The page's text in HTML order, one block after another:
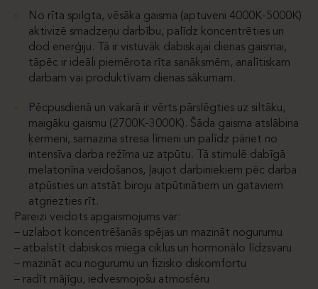
No rīta spilgta, vēsāka gaisma (aptuveni 4000K-5000K)
aktivizē smadzeņu darbību, palīdz koncentrēties un
dod enerģiju. Tā ir vistuvāk dabiskajai dienas gaismai,
tāpēc ir ideāli piemērota rīta sanāksmēm, analītiskam
darbam vai produktīvam dienas sākumam.
Pēcpusdienā un vakarā ir vērts pārslēgties uz siltāku,
maigāku gaismu (2700K-3000K). Šāda gaisma atslābina
ķermeni, samazina stresa līmeni un palīdz pāriet no
intensīva darba režīma uz atpūtu. Tā stimulē dabīgā
melatonīna veidošanos, ļaujot darbiniekiem pēc darba
atpūsties un atstāt biroju atpūtinātiem un gataviem
atgriezties rīt.
Pareizi veidots apgaismojums var:
– uzlabot koncentrēšanās spējas un mazināt nogurumu
– atbalstīt dabiskos miega ciklus un hormonālo līdzsvaru
– mazināt acu nogurumu un fizisko diskomfortu
– radīt mājīgu, iedvesmojošu atmosfēru